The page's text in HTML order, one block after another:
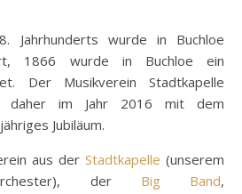
Jahrhunderts wurde in Buchloe
1866 wurde in Buchloe ein
Der Musikverein Stadtkapelle
daher im Jahr 2016 mit dem
Jubiläum.
aus der Stadtkapelle (unserem
der Big Band,